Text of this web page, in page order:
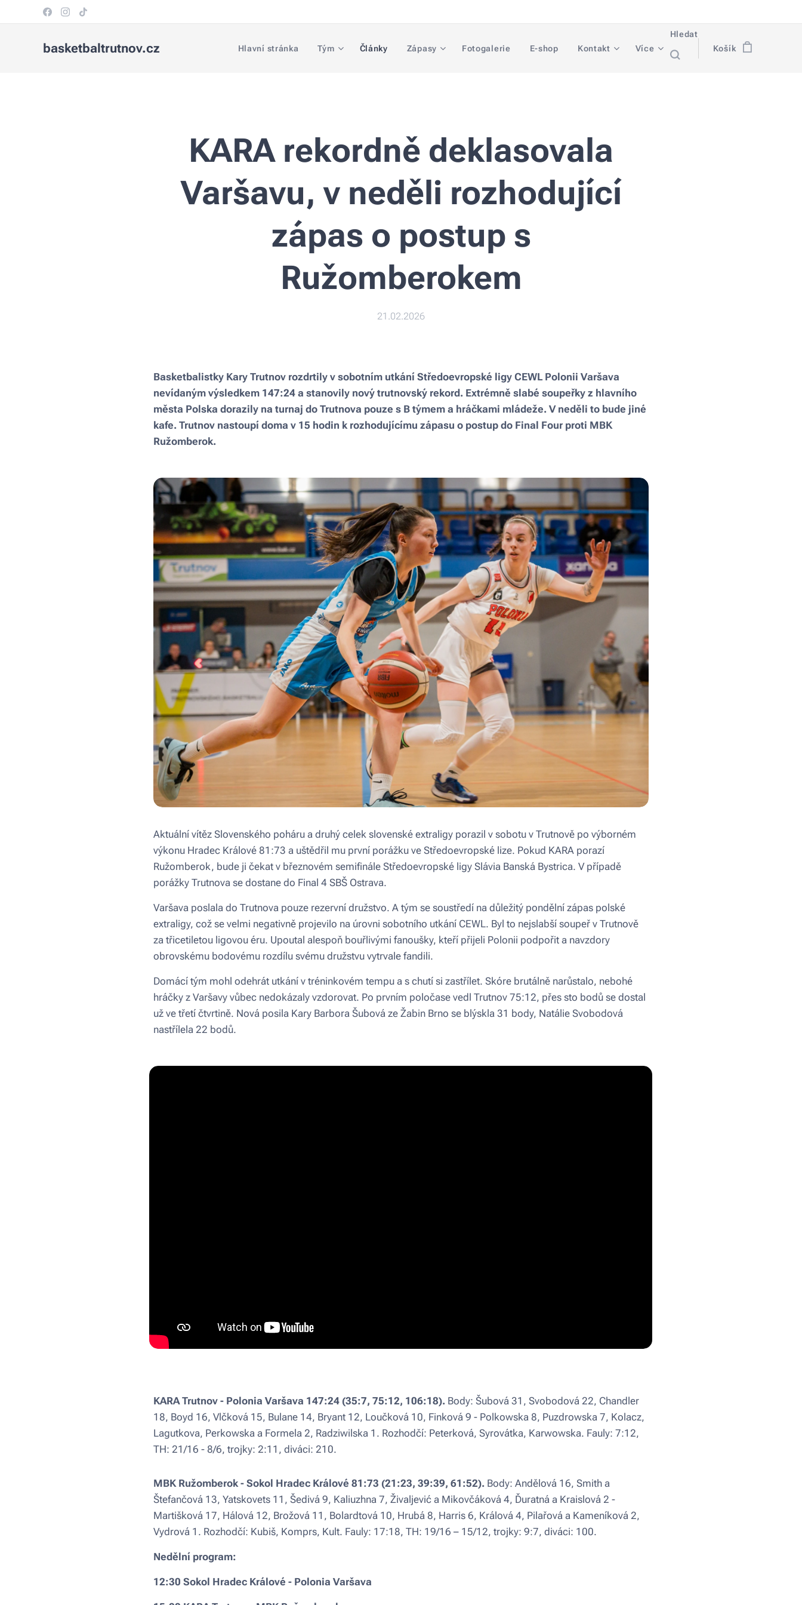
basketbaltrutnov.cz Hlavní stránka Tým Články Zápasy Fotogalerie E-shop Kontakt Více
Hledat
Košík
KARA rekordně deklasovala
Varšavu, v neděli rozhodující
zápas o postup s
Ružomberokem
21.02.2026
Basketbalistky Kary Trutnov rozdrtily v sobotním utkání Středoevropské ligy CEWL Polonii Varšava
nevídaným výsledkem 147:24 a stanovily nový trutnovský rekord. Extrémně slabé soupeřky z hlavního
města Polska dorazily na turnaj do Trutnova pouze s B týmem a hráčkami mládeže. V neděli to bude jiné
kafe. Trutnov nastoupí doma v 15 hodin k rozhodujícímu zápasu o postup do Final Four proti MBK
Ružomberok.
Aktuální vítěz Slovenského poháru a druhý celek slovenské extraligy porazil v sobotu v Trutnově po výborném
výkonu Hradec Králové 81:73 a uštědřil mu první porážku ve Středoevropské lize. Pokud KARA porazí
Ružomberok, bude ji čekat v březnovém semifinále Středoevropské ligy Slávia Banská Bystrica. V případě
porážky Trutnova se dostane do Final 4 SBŠ Ostrava.
Varšava poslala do Trutnova pouze rezervní družstvo. A tým se soustředí na důležitý pondělní zápas polské
extraligy, což se velmi negativně projevilo na úrovni sobotního utkání CEWL. Byl to nejslabší soupeř v Trutnově
za třicetiletou ligovou éru. Upoutal alespoň bouřlivými fanoušky, kteří přijeli Polonii podpořit a navzdory
obrovskému bodovému rozdílu svému družstvu vytrvale fandili.
Domácí tým mohl odehrát utkání v tréninkovém tempu a s chutí si zastřílet. Skóre brutálně narůstalo, nebohé
hráčky z Varšavy vůbec nedokázaly vzdorovat. Po prvním poločase vedl Trutnov 75:12, přes sto bodů se dostal
už ve třetí čtvrtině. Nová posila Kary Barbora Šubová ze Žabin Brno se blýskla 31 body, Natálie Svobodová
nastřílela 22 bodů.
KARA Trutnov - Polonia Varšava 147:24 (35:7, 75:12, 106:18). Body: Šubová 31, Svobodová 22, Chandler
18, Boyd 16, Vlčková 15, Bulane 14, Bryant 12, Loučková 10, Finková 9 - Polkowska 8, Puzdrowska 7, Kolacz,
Lagutkova, Perkowska a Formela 2, Radziwilska 1. Rozhodčí: Peterková, Syrovátka, Karwowska. Fauly: 7:12,
TH: 21/16 - 8/6, trojky: 2:11, diváci: 210.
MBK Ružomberok - Sokol Hradec Králové 81:73 (21:23, 39:39, 61:52). Body: Andělová 16, Smith a
Štefančová 13, Yatskovets 11, Šedivá 9, Kaliuzhna 7, Živaljević a Mikovčáková 4, Ďuratná a Kraislová 2 -
Martišková 17, Hálová 12, Brožová 11, Bolardtová 10, Hrubá 8, Harris 6, Králová 4, Pilařová a Kameníková 2,
Vydrová 1. Rozhodčí: Kubiš, Komprs, Kult. Fauly: 17:18, TH: 19/16 – 15/12, trojky: 9:7, diváci: 100.
Nedělní program:
12:30 Sokol Hradec Králové - Polonia Varšava